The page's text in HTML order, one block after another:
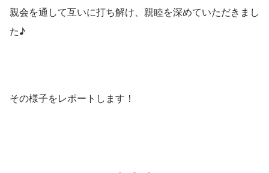
親会を通して互いに打ち解け、親睦を深めていただきまし
た♪
その様子をレポートします！